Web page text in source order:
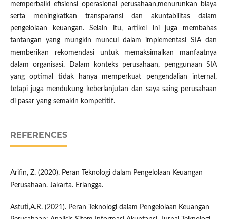
memperbaiki efisiensi operasional perusahaan,menurunkan biaya
serta meningkatkan transparansi dan akuntabilitas dalam
pengelolaan keuangan. Selain itu, artikel ini juga membahas
tantangan yang mungkin muncul dalam implementasi SIA dan
memberikan rekomendasi untuk memaksimalkan manfaatnya
dalam organisasi. Dalam konteks perusahaan, penggunaan SIA
yang optimal tidak hanya memperkuat pengendalian internal,
tetapi juga mendukung keberlanjutan dan saya saing perusahaan
di pasar yang semakin kompetitif.
REFERENCES
Arifin, Z. (2020). Peran Teknologi dalam Pengelolaan Keuangan
Perusahaan. Jakarta. Erlangga.
Astuti,A.R. (2021). Peran Teknologi dalam Pengelolaan Keuangan